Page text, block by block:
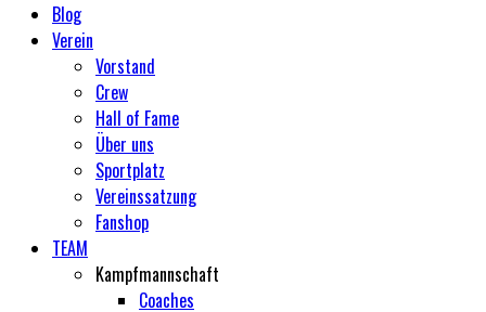
Blog
Verein
Vorstand
Crew
Hall of Fame
Über uns
Sportplatz
Vereinssatzung
Fanshop
TEAM
Kampfmannschaft
Coaches